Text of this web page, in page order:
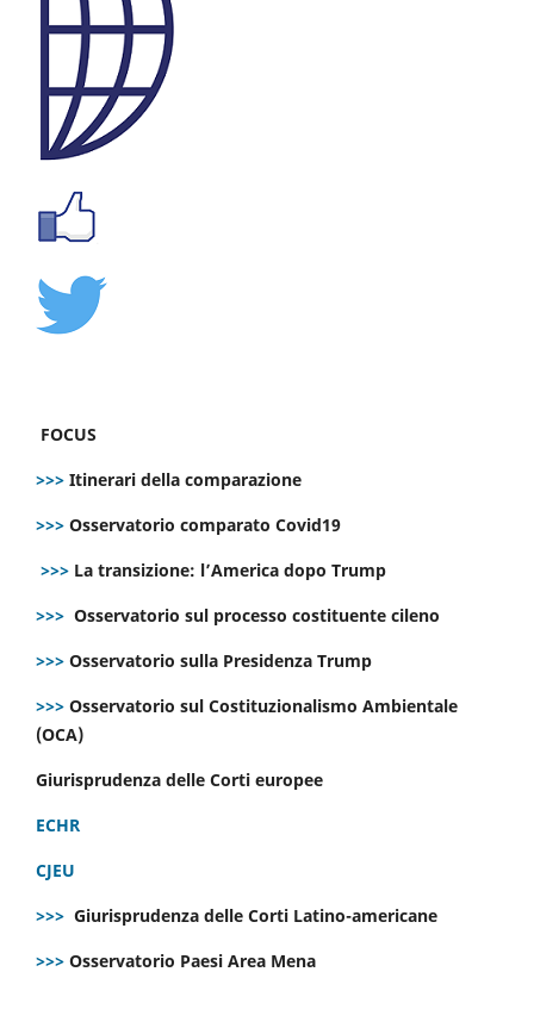
FOCUS
>>> Itinerari della comparazione
>>> Osservatorio comparato Covid19
>>> La transizione: l’America dopo Trump
>>> Osservatorio sul processo costituente cileno
>>> Osservatorio sulla Presidenza Trump
>>> Osservatorio sul Costituzionalismo Ambientale
(OCA)
Giurisprudenza delle Corti europee
ECHR
CJEU
>>> Giurisprudenza delle Corti Latino-americane
>>> Osservatorio Paesi Area Mena